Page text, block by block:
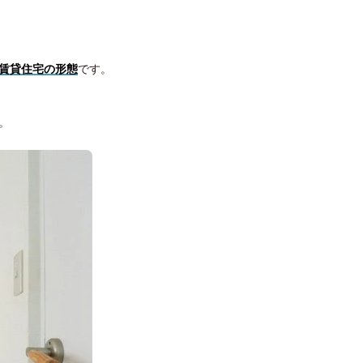
貸住宅の形態です。